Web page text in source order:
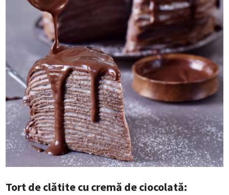
Tort de clătite cu cremă de ciocolată: